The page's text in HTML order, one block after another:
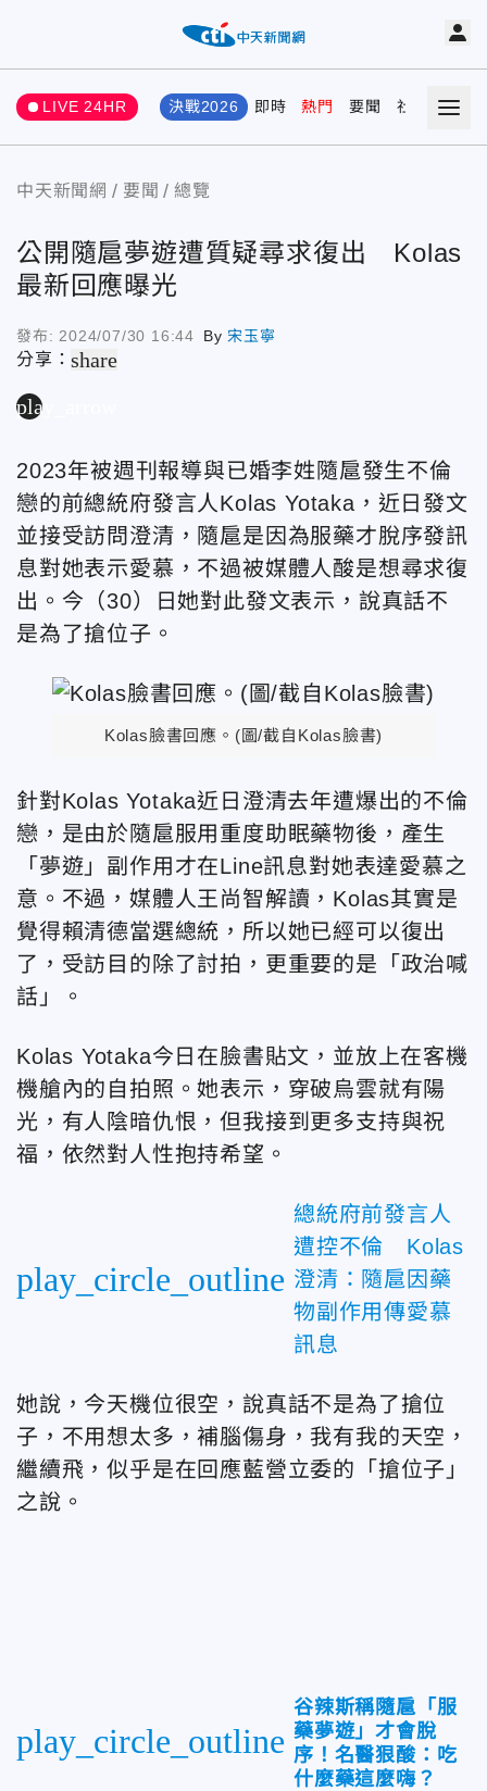
LIVE 24HR 決戰2026 即時 熱門 要聞 社會 娛樂
中天新聞網 要聞 總覽
公開隨扈夢遊遭質疑尋求復出 Kolas
最新回應曝光
發布: 2024/07/30 16:44 By 宋玉寧
分享：share
play_arrow
2023年被週刊報導與已婚李姓隨扈發生不倫
戀的前總統府發言人Kolas Yotaka，近日發文
並接受訪問澄清，隨扈是因為服藥才脫序發訊
息對她表示愛慕，不過被媒體人酸是想尋求復
出。今（30）日她對此發文表示，說真話不
是為了搶位子。
Kolas臉書回應。(圖/截自Kolas臉書)
針對Kolas Yotaka近日澄清去年遭爆出的不倫
戀，是由於隨扈服用重度助眠藥物後，產生
「夢遊」副作用才在Line訊息對她表達愛慕之
意。不過，媒體人王尚智解讀，Kolas其實是
覺得賴清德當選總統，所以她已經可以復出
了，受訪目的除了討拍，更重要的是「政治喊
話」。
Kolas Yotaka今日在臉書貼文，並放上在客機
機艙內的自拍照。她表示，穿破烏雲就有陽
光，有人陰暗仇恨，但我接到更多支持與祝
福，依然對人性抱持希望。
play_circle_outline
總統府前發言人
遭控不倫 Kolas
澄清：隨扈因藥
物副作用傳愛慕
訊息
她說，今天機位很空，說真話不是為了搶位
子，不用想太多，補腦傷身，我有我的天空，
繼續飛，似乎是在回應藍營立委的「搶位子」
之說。
play_circle_outline
谷辣斯稱隨扈「服
藥夢遊」才會脫
序！名醫狠酸：吃
什麼藥這麼嗨？